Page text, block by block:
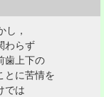
し，
わらず
歯上下の
とに苦情を
では